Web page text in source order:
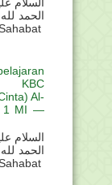
الحمد
KBC
Al-
1 MI —
الحمد